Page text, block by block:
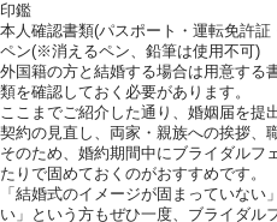
印鑑
本人確認書類(パスポート・運転免許
ペン(※消えるペン、鉛筆は使用不可)
外国籍の方と結婚する場合は用意する
類を確認しておく必要があります。
ここまでご紹介した通り、婚姻届を提
契約の見直し、両家・親族への挨拶、
そのため、婚約期間中にブライダルフ
たりで固めておくのがおすすめです。
「結婚式のイメージが固まっていな
い」という方もぜひ一度、ブライダル